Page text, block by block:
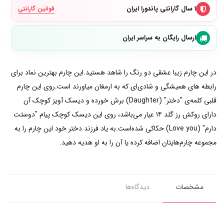
۱ سال گارانتی پاندورا ایران قوانین گارانتی
ارسال رایگان به سراسر ایران
در این چارم زیبا عشقی دو رنگ را شاهد هستید.این چارم بهترین نماد برای
رابطه های همیشگی و شادی‌ای که به ارمغان میاورند است.روی این چارم
قلبی کلمه‌ی "دختر" (Daughter) برش خورده و دیسک آویز کوچک آن
دارای روکش رز گلد ۱۴ عیار می‌باشد، روی این دیسک کوچک پیام "دوستت
دارم" (Love you) حکاکی شده‌است.به یاد فرزند دختر خود این چارم را به
مجموعه چارم‌هایتان اضافه کرده یا آن را به او هدیه دهید.
مشخصات دیدگاه‌ها